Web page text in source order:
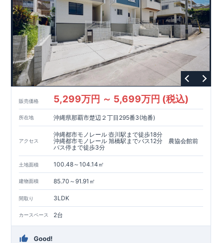
【住宅性能評価ダブル取得】
・設計住宅性能評価：建物設計段階で、国が認めた第三者機関
が評価しています。
・建設住宅性能評価：評価を受けた図面通りに施工されている
か、建設までに、計4回のチェックが行われます。
図面や書類上だけでなく、現場の施工状況を検査した上で、品
質を保証しています。
【長期優良住宅】
・東栄住宅は国が定める全7つの技術基準をクリアしています。
長期優良住宅とは、｢良い家を作って、きちんと手入れをして、
長く大切に使う｣ことを目的とした認定制度。住宅ローン減税、
でも、長期優良住宅が有利に働きます。
【充実のアフターサポート】
販売価格 5,299万円 ～ 5,699万円 (税込)
所在地 沖縄県那覇市楚辺２丁目295番3(地番)
アクセス
沖縄都市モノレール 壺川駅まで徒歩18分
沖縄都市モノレール 旭橋駅までバス12分 農協会館前
バス停まで徒歩3分
土地面積 100.48～104.14㎡
建物面積 85.70～91.91㎡
間取り 3LDK
カースペース 2台
Good!